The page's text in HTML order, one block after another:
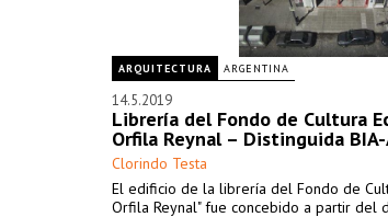
ARQUITECTURA ARGENTINA
14.5.2019
Librería del Fondo de Cultura
Orfila Reynal – Distinguida
Clorindo Testa
El edificio de la librería del Fondo de
Orfila Reynal" fue concebido a partir del